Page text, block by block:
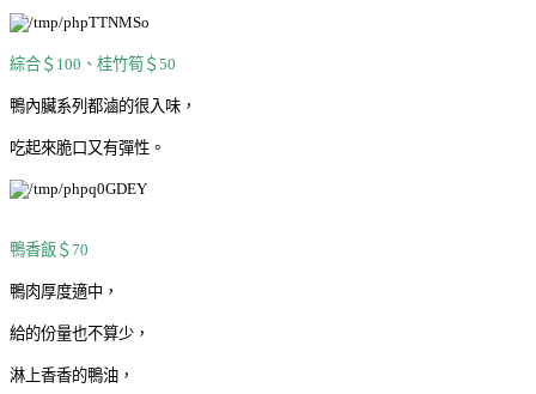
綜合＄100、桂竹筍＄50
鴨內臟系列都滷的很入味，
吃起來脆口又有彈性。
鴨香飯＄70
鴨肉厚度適中，
給的份量也不算少，
淋上香香的鴨油，